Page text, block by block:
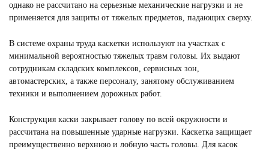
однако не рассчитано на серьезные механические нагрузки и не
применяется для защиты от тяжелых предметов, падающих сверху.
В системе охраны труда каскетки используют на участках с
минимальной вероятностью тяжелых травм головы. Их выдают
сотрудникам складских комплексов, сервисных зон,
автомастерских, а также персоналу, занятому обслуживанием
техники и выполнением дорожных работ.
Конструкция каски закрывает голову по всей окружности и
рассчитана на повышенные ударные нагрузки. Каскетка защищает
преимущественно верхнюю и лобную часть головы. Для касок